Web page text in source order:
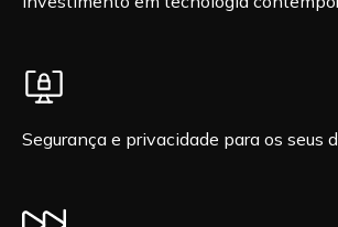
Segurança e privacidade para os seus